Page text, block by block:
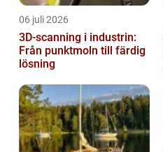
06 juli 2026
3D-scanning i industrin:
Från punktmoln till färdig
lösning